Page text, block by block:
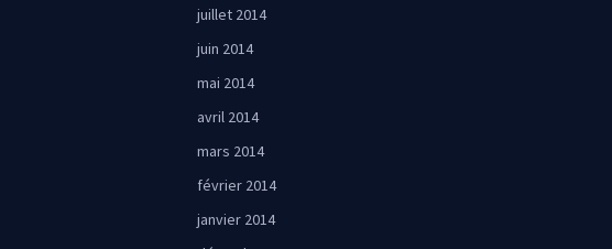
juillet 2014
juin 2014
mai 2014
avril 2014
mars 2014
février 2014
janvier 2014